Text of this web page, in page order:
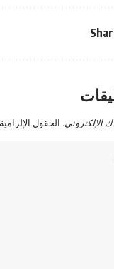
الإلكتروني. الحقول